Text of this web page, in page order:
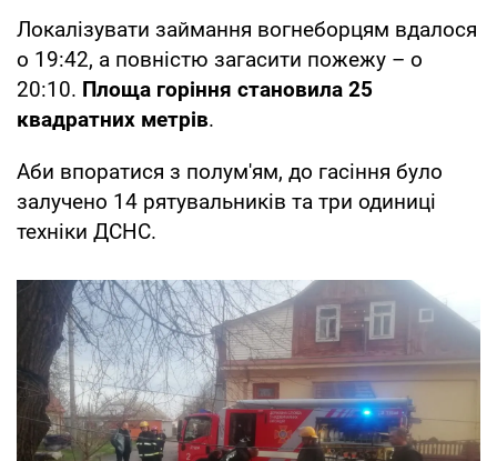
Локалізувати займання вогнеборцям вдалося
о 19:42, а повністю загасити пожежу – о
20:10. Площа горіння становила 25
квадратних метрів.
Аби впоратися з полум'ям, до гасіння було
залучено 14 рятувальників та три одиниці
техніки ДСНС.